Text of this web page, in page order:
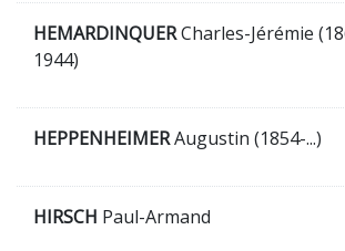
HEMARDINQUERCharles-Jérémie
1944)
HEPPENHEIMERAugustin (1854-...)
HIRSCH Paul-Armand